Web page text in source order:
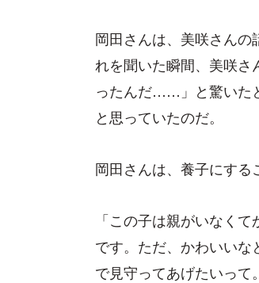
岡田さんは、美咲さん
れを聞いた瞬間、美咲
ったんだ……」と驚いた
と思っていたのだ。
岡田さんは、養子にする
「この子は親がいなく
です。ただ、かわいい
で見守ってあげたいっ